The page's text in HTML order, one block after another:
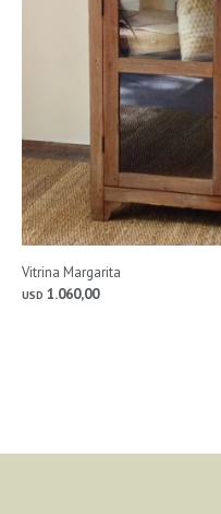
Vitrina Margarita
USD 1.060,00